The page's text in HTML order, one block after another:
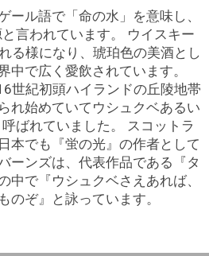
ール語で「命の水」を意味し、
と言われています。 ウイスキー
る様になり、琥珀色の美酒とし
中で広く愛飲されています。
世紀初頭ハイランドの丘陵地帯
れ始めていてウシュクベあるい
ばれていました。 スコットラ
本でも『蛍の光』の作者として
ーンズは、代表作品である『タ
中で『ウシュクベさえあれば、
のぞ』と詠っています。